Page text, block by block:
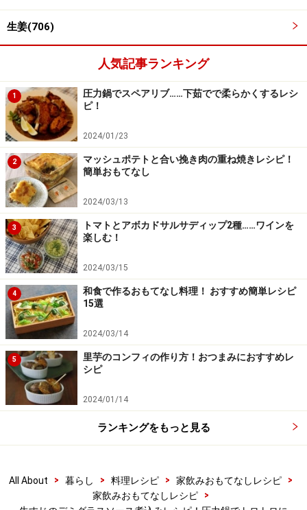
■牛すじ肉のデミグラス煮込み
4
材料を全て加えて15分ほど煮込む
鍋に下ごしらえした牛すじ肉、赤ワインを入れて強火で
アルコールを飛ばし、デミグラスソース、水を加えて15
分ほど煮込む。
生姜(706)
人気記事ランキング
1
圧力鍋でスペアリブ……下茹でで柔らかくするレシ
ピ！
2024/01/23
2
マッシュポテトと合い挽き肉の重ね焼きレシピ！
簡単おもてなし
2024/03/13
3
トマトとアボカドサルサディップ2種……ワインを
楽しむ！
2024/03/15
4
和食で作るおもてなし料理！ おすすめ簡単レシピ
15選
2024/03/14
5
里芋のコンフィの作り方！おつまみにおすすめレ
シピ
2024/01/14
ランキングをもっと見る
All About > 暮らし > 料理レシピ > 家飲みおもてなしレシピ
>
家飲みおもてなしレシピ
>